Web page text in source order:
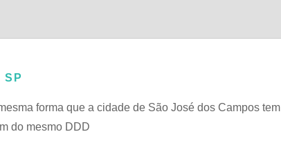
SP
forma que a cidade de São José dos Campos tem
do mesmo DDD